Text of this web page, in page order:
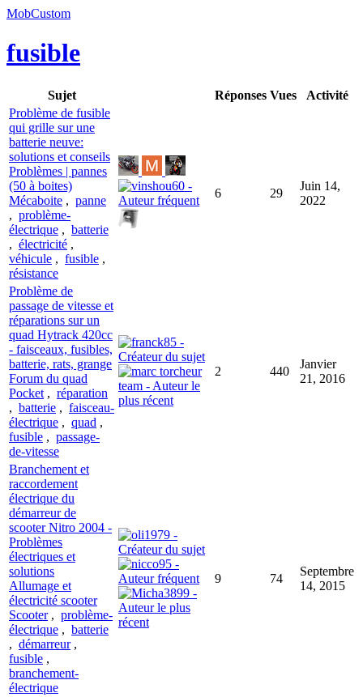
MobCustom
fusible
Sujet Réponses Vues
Activité
Problème de fusible
qui grille sur une
batterie neuve:
solutions et conseils
Problèmes | pannes
(50 à boites)
Mécaboite , panne
, problème-
électrique , batterie
, électricité ,
véhicule , fusible ,
résistance
6 29
Juin 14,
2022
Problème de
passage de vitesse et
réparations sur un
quad Hytrack 420cc
- faisceaux, fusibles,
batterie, rats, grange
Forum du quad
Pocket , réparation
, batterie , faisceau-
électrique , quad ,
fusible , passage-
de-vitesse
2 440
Janvier
21, 2016
Branchement et
raccordement
électrique du
démarreur de
scooter Nitro 2004 -
Problèmes
électriques et
solutions
Allumage et
électricité scooter
Scooter, problème-
électrique , batterie
, démarreur,
fusible ,
branchement-
électrique
9 74
Septembre
14, 2015